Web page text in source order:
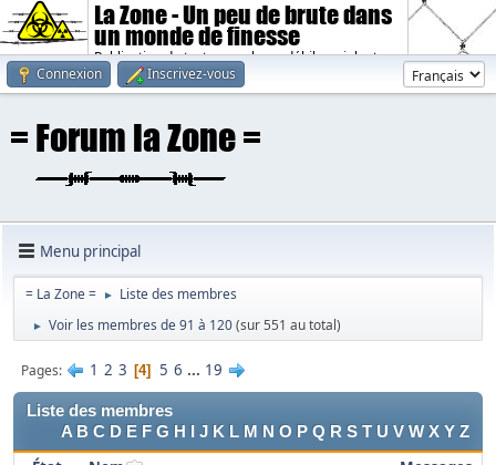
La Zone - Un peu de brute dans
un monde de finesse
Publication de textes sombres, débiles, violents.
Connexion
Inscrivez-vous
Menu principal
= La Zone = ► Liste des membres
► Voir les membres de 91 à 120(sur 551 au total)
Pages 1 2 3 4 5 6 ... 19
Liste des membres
A B C D E F G H J K L M N O P Q R S T U V W X Y Z